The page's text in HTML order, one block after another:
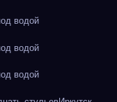
водой
водой
водой